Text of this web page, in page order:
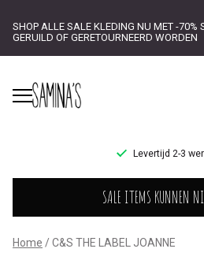
SHOP ALLE SALE KLEDING NU MET -70%
GERUILD OF GERETOURNEERD WORDEN
Levertijd 2-3
C&S
THE
SALE ITEMS KUNNEN
Home C&S THE LABEL JOANNE